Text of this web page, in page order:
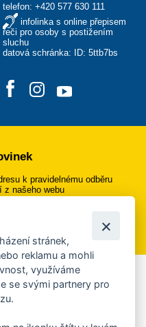
telefon: +420 577 630 111
infolinka s online přepisem
řeči pro osoby s postižením
sluchu
datová schránka: ID: 5ttb7bs
k pravidelnému odběru
z našeho webu
odběru
rozhlas
či mailu upozornění na
stránek,
reklamu a mohli
využíváme
se svými partnery pro